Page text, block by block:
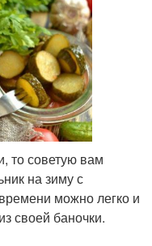
то советую вам
на зиму с
можно легко и
своей баночки.